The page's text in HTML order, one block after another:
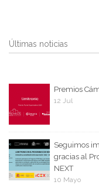
Últimas noticias
Premios
12 Jul
Seguimos
gracias al
NEXT
10 Mayo